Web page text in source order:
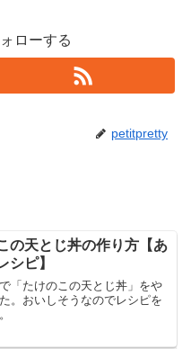
ローする
petitpretty
の天とじ丼の作り方【あ
シピ】
「たけのこの天とじ丼」をや
。おいしそうなのでレシピを